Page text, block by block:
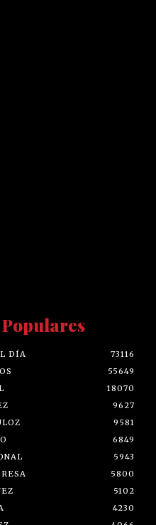
DÍA
73116
55649
18070
9627
9581
6849
5943
5800
5102
4230